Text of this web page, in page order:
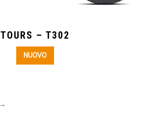
TOURS – T302
NUOVO
→